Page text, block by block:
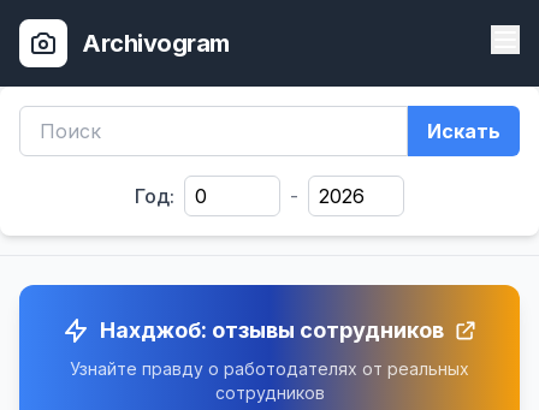
Archivogram
Искать
Год: -
Нахджоб: отзывы сотрудников
Узнайте правду о работодателях от реальных
сотрудников